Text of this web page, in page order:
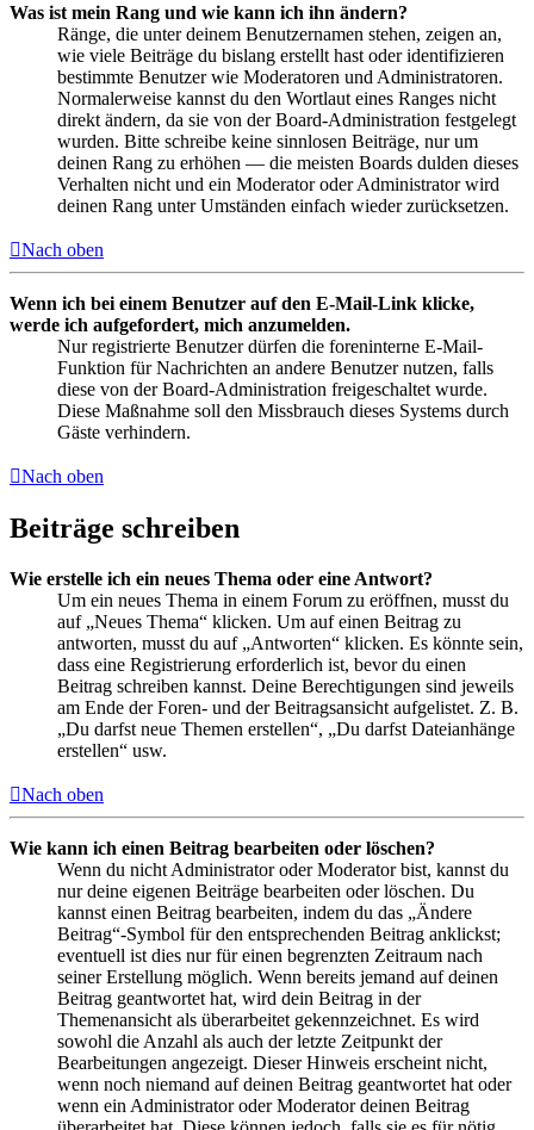
Was ist mein Rang und wie kann ich ihn ändern?
Ränge, die unter deinem Benutzernamen stehen, zeigen an,
wie viele Beiträge du bislang erstellt hast oder identifizieren
bestimmte Benutzer wie Moderatoren und Administratoren.
Normalerweise kannst du den Wortlaut eines Ranges nicht
direkt ändern, da sie von der Board-Administration festgelegt
wurden. Bitte schreibe keine sinnlosen Beiträge, nur um
deinen Rang zu erhöhen — die meisten Boards dulden dieses
Verhalten nicht und ein Moderator oder Administrator wird
deinen Rang unter Umständen einfach wieder zurücksetzen.
Nach oben
Wenn ich bei einem Benutzer auf den E-Mail-Link klicke,
werde ich aufgefordert, mich anzumelden.
Nur registrierte Benutzer dürfen die foreninterne E-Mail-
Funktion für Nachrichten an andere Benutzer nutzen, falls
diese von der Board-Administration freigeschaltet wurde.
Diese Maßnahme soll den Missbrauch dieses Systems durch
Gäste verhindern.
Nach oben
Beiträge schreiben
Wie erstelle ich ein neues Thema oder eine Antwort?
Um ein neues Thema in einem Forum zu eröffnen, musst du
auf „Neues Thema“ klicken. Um auf einen Beitrag zu
antworten, musst du auf „Antworten“ klicken. Es könnte sein,
dass eine Registrierung erforderlich ist, bevor du einen
Beitrag schreiben kannst. Deine Berechtigungen sind jeweils
am Ende der Foren- und der Beitragsansicht aufgelistet. Z. B.
„Du darfst neue Themen erstellen“, „Du darfst Dateianhänge
erstellen“ usw.
Nach oben
Wie kann ich einen Beitrag bearbeiten oder löschen?
Wenn du nicht Administrator oder Moderator bist, kannst du
nur deine eigenen Beiträge bearbeiten oder löschen. Du
kannst einen Beitrag bearbeiten, indem du das „Ändere
Beitrag“-Symbol für den entsprechenden Beitrag anklickst;
eventuell ist dies nur für einen begrenzten Zeitraum nach
seiner Erstellung möglich. Wenn bereits jemand auf deinen
Beitrag geantwortet hat, wird dein Beitrag in der
Themenansicht als überarbeitet gekennzeichnet. Es wird
sowohl die Anzahl als auch der letzte Zeitpunkt der
Bearbeitungen angezeigt. Dieser Hinweis erscheint nicht,
wenn noch niemand auf deinen Beitrag geantwortet hat oder
wenn ein Administrator oder Moderator deinen Beitrag